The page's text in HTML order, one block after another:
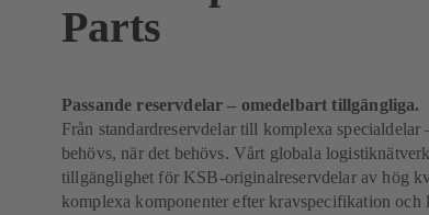
Parts
Passande reservdelar – omedelbart tillgängliga.
Från standardreservdelar till komplexa specialdelar
behövs, när det behövs. Vårt globala
tillgänglighet för KSB-originalreservdelar av hög
komplexa komponenter efter kravspecifikation och